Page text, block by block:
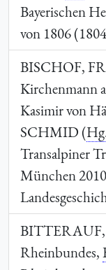
Bayerischen
von 1806
BISCHOF,
Kirchenmann
Kasimir von
SCHMID(
Transalpiner
München
Rheinbundes,